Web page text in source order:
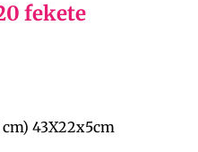
fekete
43X22x5cm